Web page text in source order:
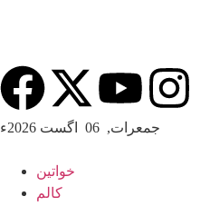
جمعرات, 06 اگست 2026ء
خواتین
کالم